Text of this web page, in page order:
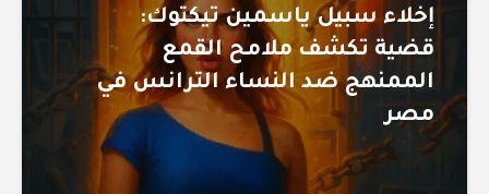
إخلاء سبيل ياسمين تيكتوك:
قضية تكشف ملامح القمع
الممنهج ضد النساء الترانس في
مصر